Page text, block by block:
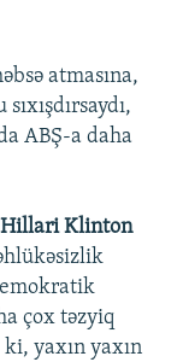
atmasına,
ABŞ-a daha
Hillari Klinton
çox təzyiq
yaxın yaxın